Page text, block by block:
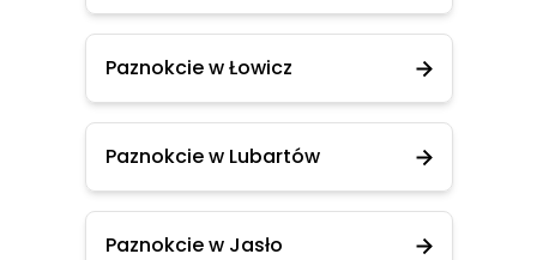
Paznokcie w Łowicz
Paznokcie w Lubartów
Paznokcie w Jasło